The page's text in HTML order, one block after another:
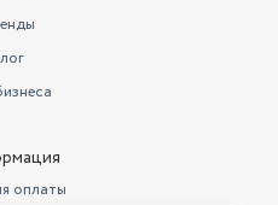
значительно сократить их
B
оплаты